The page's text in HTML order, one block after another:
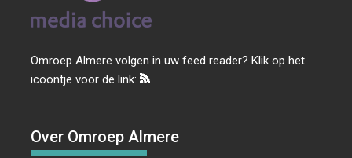
Omroep Almere volgen in uw feed reader? Klik op het
icoontje voor de link:
Over Omroep Almere